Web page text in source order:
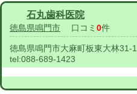
石丸歯科医院
徳島県鳴門市 口コミ 0件
徳島県鳴門市大麻町板東大林31-1
tel:088-689-1423